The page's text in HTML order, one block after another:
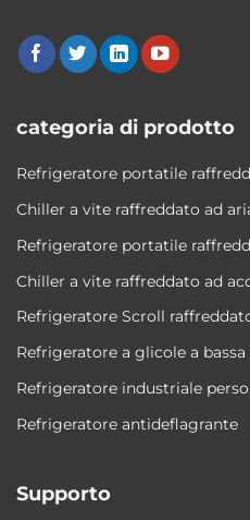
categoria di prodotto
Refrigeratore portatile
Chiller a vite raffreddato ad
Refrigeratore portatile
Chiller a vite raffreddato ad
Refrigeratore Scroll
Refrigeratore a glicole a
Refrigeratore industriale
Refrigeratore antideflagrante
Supporto